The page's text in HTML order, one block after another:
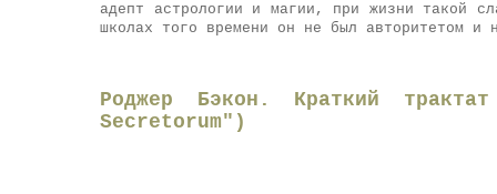
адепт астрологии и магии, при жизни такой
школах того времени он не был авторитетом и
Роджер Бэкон. Краткий
Secretorum")